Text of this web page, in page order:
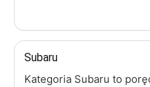
Subaru
Kategoria Subaru to